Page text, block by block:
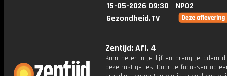
15-05-2026 09:30
NPO2
Gezondheid.TV
Zentijd: Afl. 4
Kom beter in je lijf en breng je adem
deze rustige les. Door te focussen op